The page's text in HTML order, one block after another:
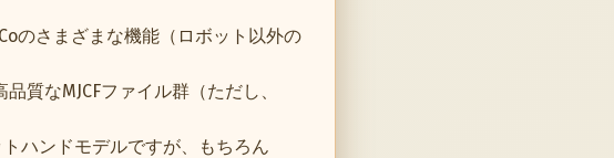
のさまざまな機能（ロボット以外の
質なMJCFファイル群（ただし、
ハンドモデルですが、もちろん